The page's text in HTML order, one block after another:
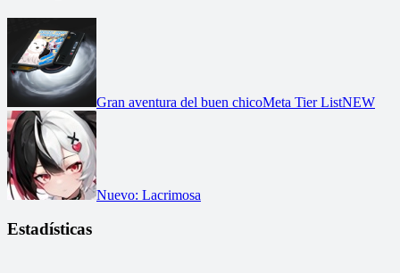
Gran aventura del buen chicoMeta Tier ListNEW
Nuevo: Lacrimosa
Estadísticas